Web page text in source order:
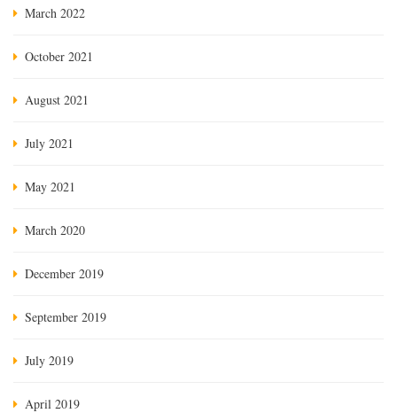
March 2022
October 2021
August 2021
July 2021
May 2021
March 2020
December 2019
September 2019
July 2019
April 2019